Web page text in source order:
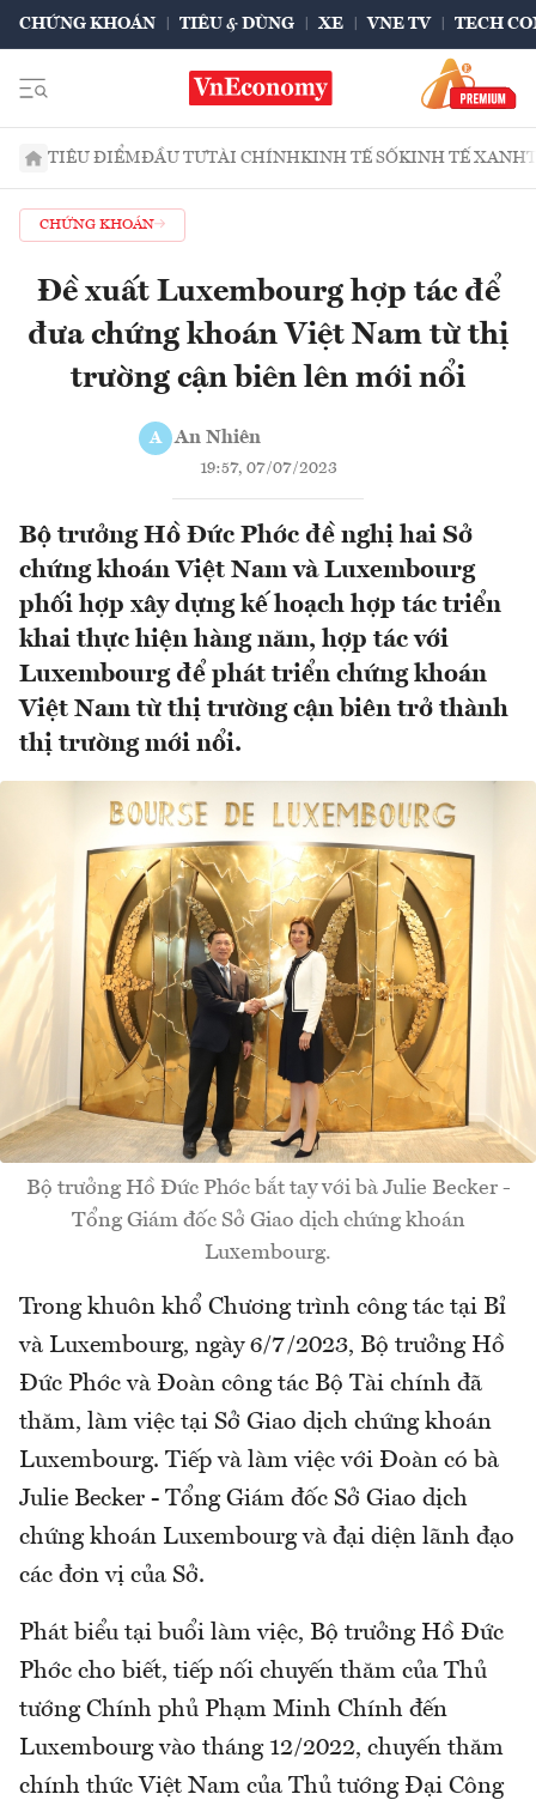
CHỨNG KHOÁN TIÊU & DÙNG XE VNE TV TECH
TIÊU ĐIỂMĐẦU TƯTÀI CHÍNHKINH TẾ SỐKINH TẾ XANH
CHỨNG KHOÁN
Đề xuất Luxembourg hợp tác để
đưa chứng khoán Việt Nam từ thị
trường cận biên lên mới nổi
A An Nhiên
19:57, 07/07/2023
Bộ trưởng Hồ Đức Phớc đề nghị hai Sở
chứng khoán Việt Nam và Luxembourg
phối hợp xây dựng kế hoạch hợp tác triển
khai thực hiện hàng năm, hợp tác với
Luxembourg để phát triển chứng khoán
Việt Nam từ thị trường cận biên trở thành
thị trường mới nổi.
Bộ trưởng Hồ Đức Phớc bắt tay với bà Julie Becker -
Tổng Giám đốc Sở Giao dịch chứng khoán
Luxembourg.
Trong khuôn khổ Chương trình công tác tại Bỉ
và Luxembourg, ngày 6/7/2023, Bộ trưởng Hồ
Đức Phớc và Đoàn công tác Bộ Tài chính đã
thăm, làm việc tại Sở Giao dịch chứng khoán
Luxembourg. Tiếp và làm việc với Đoàn có bà
Julie Becker - Tổng Giám đốc Sở Giao dịch
chứng khoán Luxembourg và đại diện lãnh đạo
các đơn vị của Sở.
Phát biểu tại buổi làm việc, Bộ trưởng Hồ Đức
Phớc cho biết, tiếp nối chuyến thăm của Thủ
tướng Chính phủ Phạm Minh Chính đến
Luxembourg vào tháng 12/2022, chuyến thăm
chính thức Việt Nam của Thủ tướng Đại Công